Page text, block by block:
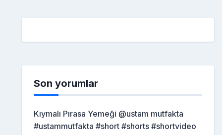
Son yorumlar
Kıymalı Pırasa Yemeği @ustam mutfakta
#ustammutfakta #short #shorts #shortvideo